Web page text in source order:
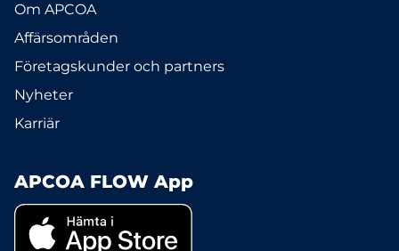
Om APCOA
Affärsområden
Företagskunder och partners
Nyheter
Karriär
APCOA FLOW App